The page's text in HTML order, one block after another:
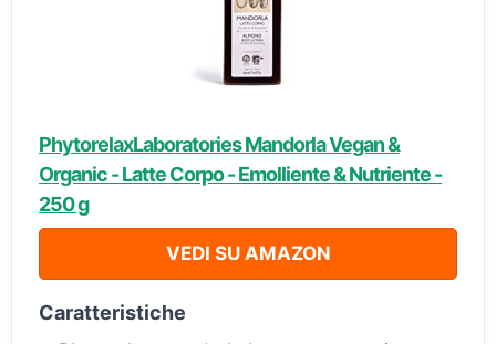
PhytorelaxLaboratories Mandorla Vegan &
Organic - Latte Corpo - Emolliente & Nutriente -
250 g
VEDI SU AMAZON
Caratteristiche